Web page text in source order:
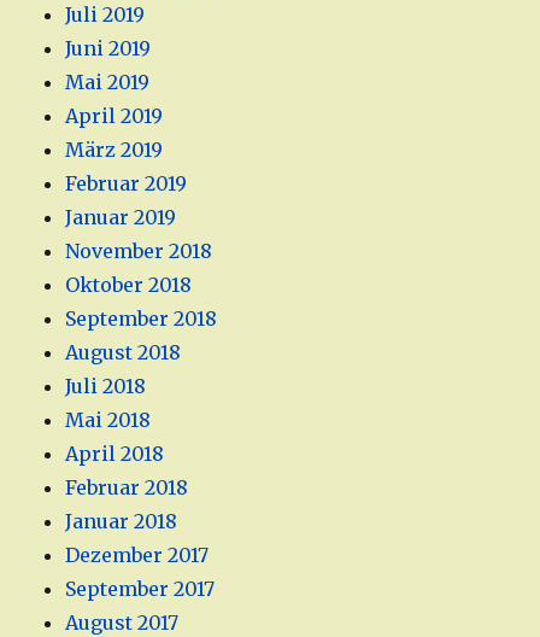
Juli 2019
Juni 2019
Mai 2019
April 2019
März 2019
Februar 2019
Januar 2019
November 2018
Oktober 2018
September 2018
August 2018
Juli 2018
Mai 2018
April 2018
Februar 2018
Januar 2018
Dezember 2017
September 2017
August 2017